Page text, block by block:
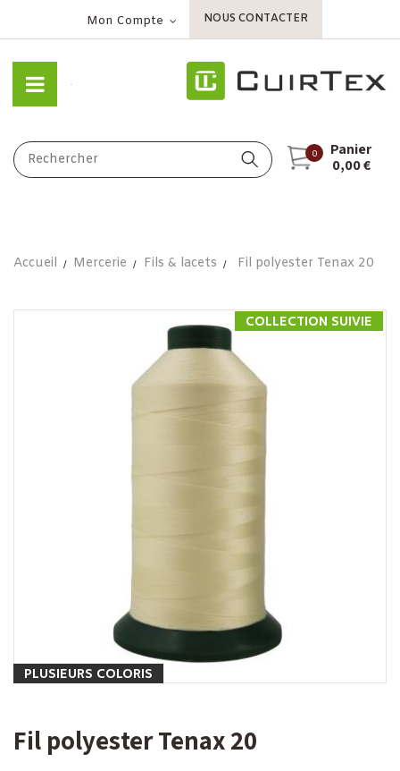
Mon Compte NOUS CONTACTER
0
Panier
0,00 €
Accueil Mercerie Fils & lacets Fil polyester Tenax 20
PLUSIEURS COLORIS
COLLECTION SUIVIE
Fil polyester Tenax 20